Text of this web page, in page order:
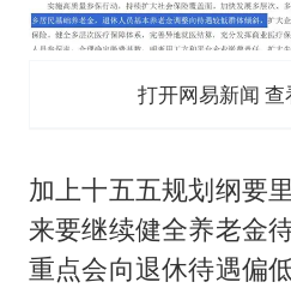
打开网易新闻
加上十五五规划纲要
来要继续健全养老金
重点会向退休待遇偏